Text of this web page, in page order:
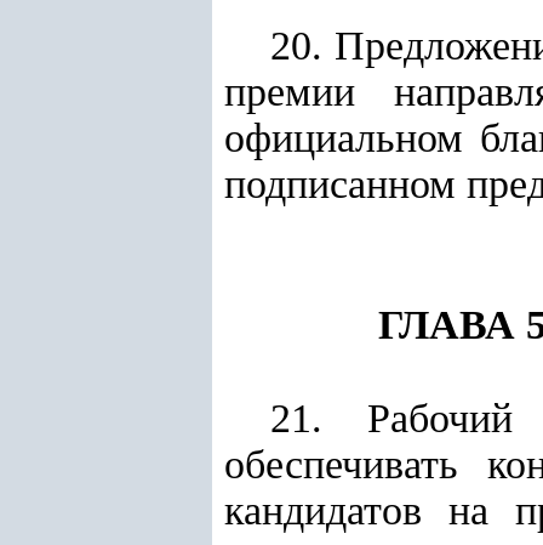
20.
премии
официальном
подписанном
ГЛАВА
21.
обеспечивать
кандидатов на